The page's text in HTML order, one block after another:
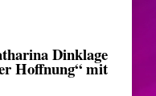
Dinklage
Hoffnung“ mit